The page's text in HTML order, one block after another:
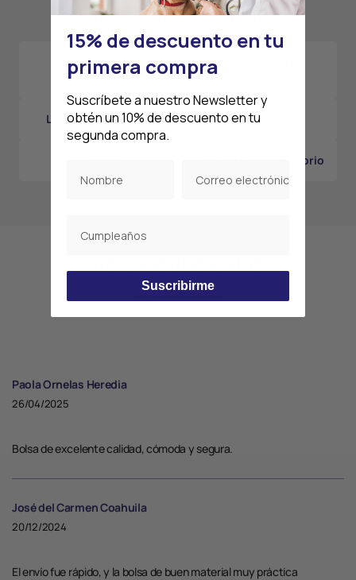
Explora más categorías
Diagnóstico
Laboratorio Clínico Odontología
Cuidado Postoperatorio
26/04/2025
Paola Ornelas Heredia
Bolsa de excelente calidad, cómoda y segura.
20/12/2024
José del Carmen Coahuila
El envío fue rápido, y la bolsa de buen material muy práctica
15% de descuento en tu
primera compra
Suscríbete a nuestro Newsletter y
obtén un 10% de descuento en tu
segunda compra.
Suscribirme